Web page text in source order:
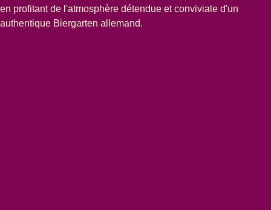
en profitant de l'atmosphère détendue et conviviale d'un
authentique Biergarten allemand.